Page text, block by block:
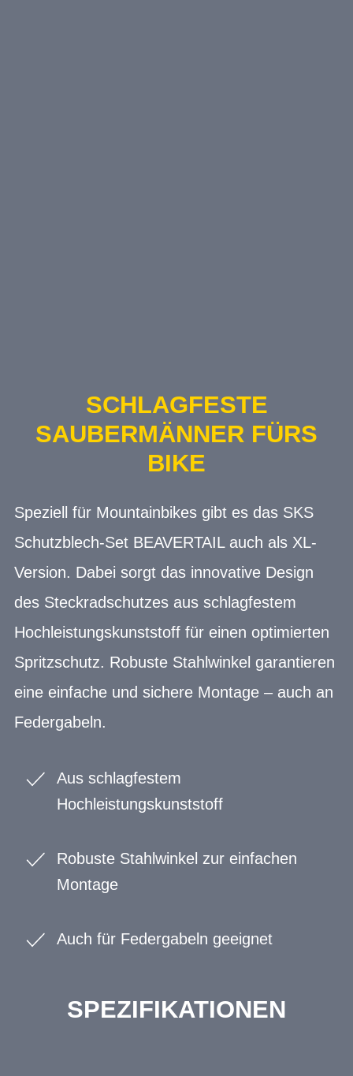
SCHLAGFESTE
SAUBERMÄNNER FÜRS
BIKE
Speziell für Mountainbikes gibt es das SKS
Schutzblech-Set BEAVERTAIL auch als XL-
Version. Dabei sorgt das innovative Design
des Steckradschutzes aus schlagfestem
Hochleistungskunststoff für einen optimierten
Spritzschutz. Robuste Stahlwinkel garantieren
eine einfache und sichere Montage – auch an
Federgabeln.
Aus schlagfestem
Hochleistungskunststoff
Robuste Stahlwinkel zur einfachen
Montage
Auch für Federgabeln geeignet
SPEZIFIKATIONEN